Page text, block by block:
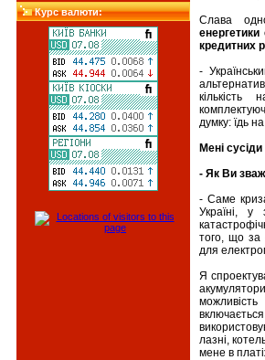
Курс валюти:
Слава
енергетики
кредитних
-
думку: їдь
Мені
- Як Ви
- Саме
Україні, у
того, що за
для
Я
лазні,
мене в